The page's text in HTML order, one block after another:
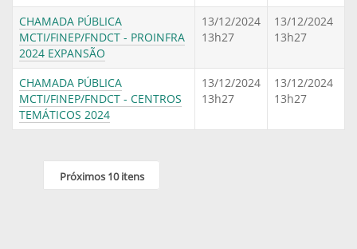
CHAMADA PÚBLICA
MCTI/FINEP/FNDCT - PROINFRA
2024 EXPANSÃO
13/12/2024
13h27
13/12/2024
13h27
CHAMADA PÚBLICA
MCTI/FINEP/FNDCT - CENTROS
TEMÁTICOS 2024
13/12/2024
13h27
13/12/2024
13h27
Próximos 10 itens